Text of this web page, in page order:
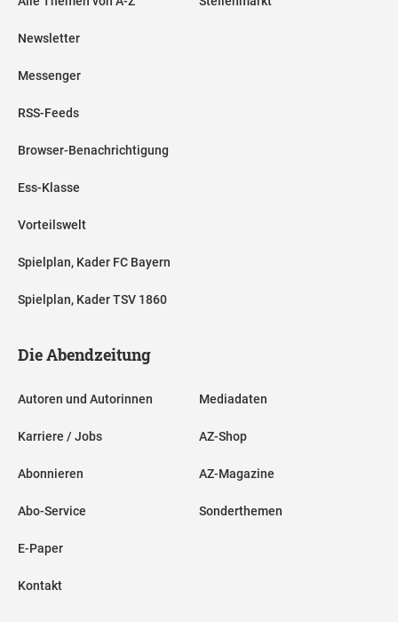
Newsletter
Messenger
RSS-Feeds
Browser-Benachrichtigung
Ess-Klasse
Vorteilswelt
Spielplan, Kader FC Bayern
Spielplan, Kader TSV 1860
Die Abendzeitung
Autoren und Autorinnen
Karriere / Jobs
Abonnieren
Abo-Service
E-Paper
Kontakt
Mediadaten
AZ-Shop
AZ-Magazine
Sonderthemen